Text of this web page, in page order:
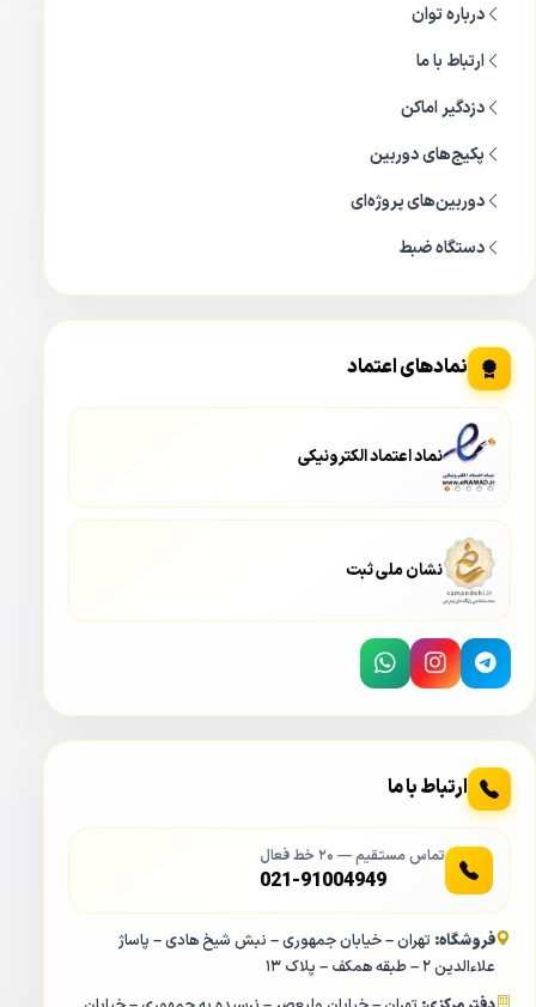
درباره توان
ارتباط با ما
دزدگیر اماکن
پکیج‌های دوربین
دوربین‌های پروژه‌ای
دستگاه ضبط
نمادهای اعتماد
نماد اعتماد الکترونیکی
نشان ملی ثبت
ارتباط با ما
تماس مستقیم — ۲۰ خط فعال
021-91004949
فروشگاه: تهران – خیابان جمهوری – نبش شیخ هادی – پاساژ
علاءالدین ۲ – طبقه همکف – پلاک ۱۳